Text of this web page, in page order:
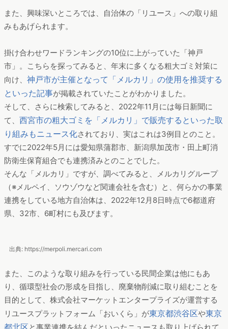
出典: https://www.sekisuiheim.com
地方自治体と民間企業で「リユース」の促進も
また、興味深いところでは、自治体の「リユース」への取り組
みもあげられます。
掛け合わせワードランキングの10位に上がっていた「神戸
市」。こちらを探ってみると、年末に多くなる粗大ゴミ対策に
向け、 神戸市が主催となって「メルカリ」の使用を推奨する
といった記事が掲載されていたことがわかりました。
そして、さらに検索してみると、2022年11月には毎日新聞に
り組みもニュース化されており、実はこれは3例目とのこと。
防衛生保育組合でも連携済みとのことでした。
そんな「メルカリ」ですが、調べてみると、メルカリグループ
（※メルペイ、ソウゾウなど関連会社を含む）と、何らかの事業
連携をしている地方自治体は、2022年12月8日時点で6都道府